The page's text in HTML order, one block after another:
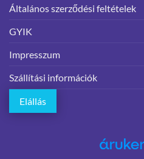
Általános szerződési feltételek
GYIK
Impresszum
Szállítási információk
Elállás